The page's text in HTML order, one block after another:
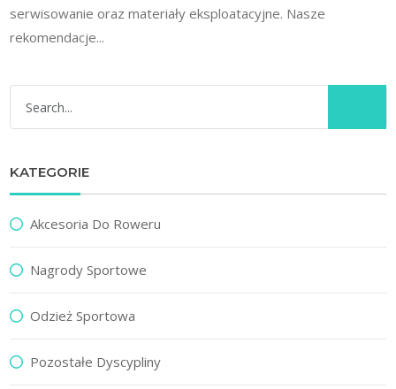
serwisowanie oraz materiały eksploatacyjne. Nasze
rekomendacje...
KATEGORIE
Akcesoria Do Roweru
Nagrody Sportowe
Odzież Sportowa
Pozostałe Dyscypliny